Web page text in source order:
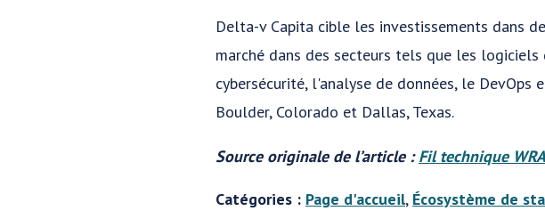
Delta-v Capita cible les investissements dans
marché dans des secteurs tels que les
cybersécurité, l'analyse de données, le
Boulder, Colorado et Dallas, Texas.
Source originale de l’article :Fil technique
Catégories : Page d'accueil, Écosystème de